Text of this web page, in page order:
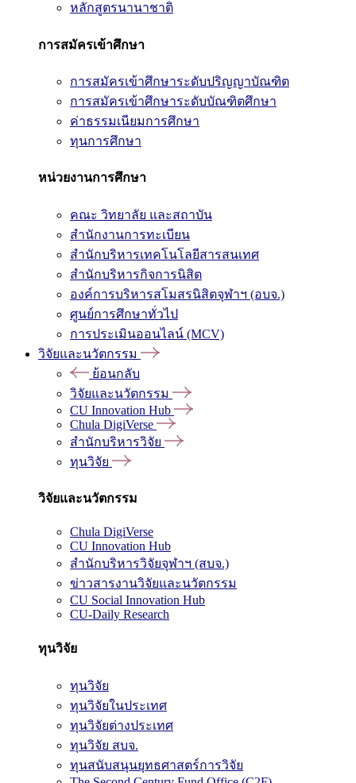
หลักสูตรนานาชาติ
การสมัครเข้าศึกษา
การสมัครเข้าศึกษาระดับปริญญาบัณฑิต
การสมัครเข้าศึกษาระดับบัณฑิตศึกษา
ค่าธรรมเนียมการศึกษา
ทุนการศึกษา
หน่วยงานการศึกษา
คณะ วิทยาลัย และสถาบัน
สำนักงานการทะเบียน
สำนักบริหารเทคโนโลยีสารสนเทศ
สำนักบริหารกิจการนิสิต
องค์การบริหารสโมสรนิสิตจุฬาฯ (อบจ.)
ศูนย์การศึกษาทั่วไป
การประเมินออนไลน์ (MCV)
วิจัยและนวัตกรรม
ย้อนกลับ
วิจัยและนวัตกรรม
CU Innovation Hub
Chula DigiVerse
สำนักบริหารวิจัย
ทุนวิจัย
วิจัยและนวัตกรรม
Chula DigiVerse
CU Innovation Hub
สำนักบริหารวิจัยจุฬาฯ (สบจ.)
ข่าวสารงานวิจัยและนวัตกรรม
CU Social Innovation Hub
CU-Daily Research
ทุนวิจัย
ทุนวิจัย
ทุนวิจัยในประเทศ
ทุนวิจัยต่างประเทศ
ทุนวิจัย สบจ.
ทุนสนับสนุนยุทธศาสตร์การวิจัย